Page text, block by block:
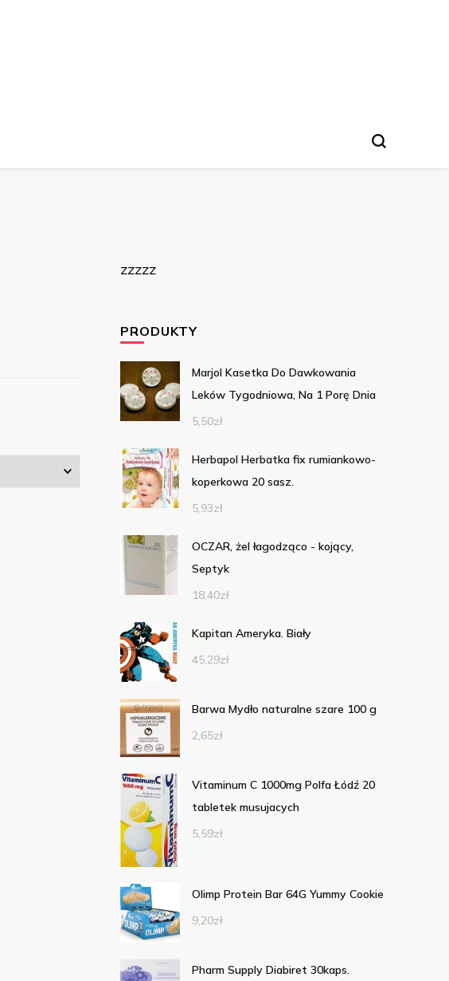
zzzzz
PRODUKTY
Marjol Kasetka Do Dawkowania
Leków Tygodniowa, Na 1 Porę Dnia
5,50zł
Herbapol Herbatka fix rumiankowo-
koperkowa 20 sasz.
5,93zł
OCZAR, żel łagodząco - kojący,
Septyk
18,40zł
Kapitan Ameryka. Biały
45,29zł
Barwa Mydło naturalne szare 100 g
2,65zł
Vitaminum C 1000mg Polfa Łódź 20
tabletek musujacych
5,59zł
Olimp Protein Bar 64G Yummy Cookie
9,20zł
Pharm Supply Diabiret 30kaps.